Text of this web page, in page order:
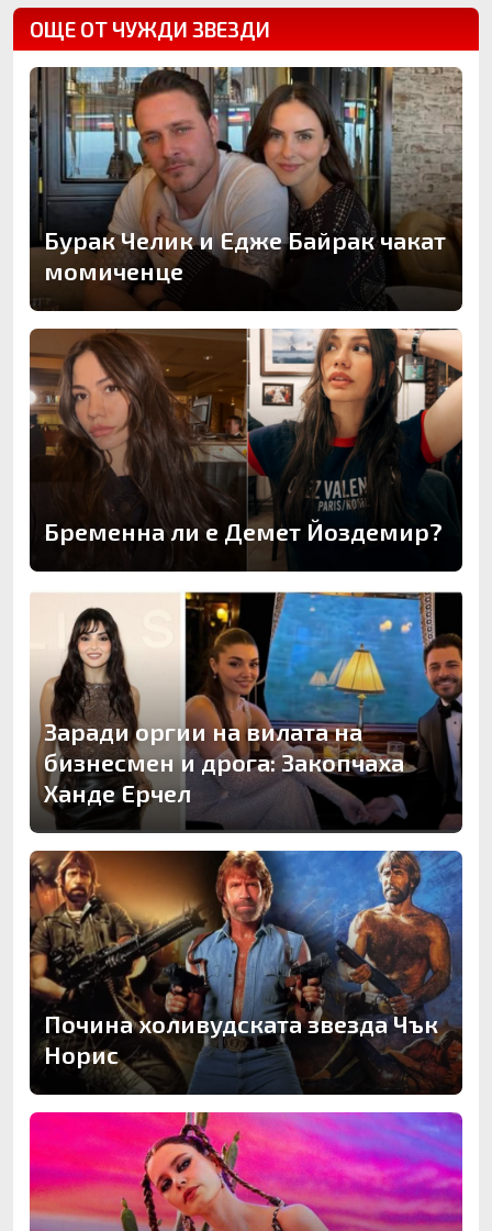
ОЩЕ ОТ ЧУЖДИ ЗВЕЗДИ
Бурак Челик и Едже Байрак чакат
момиченце
Бременна ли е Демет Йоздемир?
Заради оргии на вилата на
бизнесмен и дрога: Закопчаха
Ханде Ерчел
Почина холивудската звезда Чък
Норис